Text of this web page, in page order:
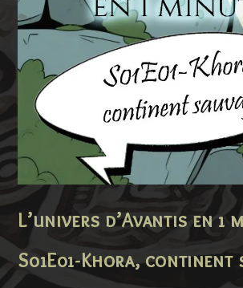
L’univers d’Avantis en 1
S01E01-Khora, continent